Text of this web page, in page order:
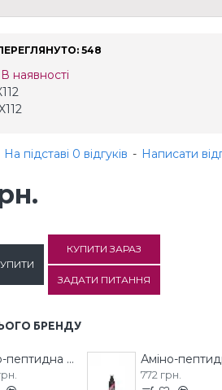
В наявності
548
На підставі 0 відгуків - Написати
КУПИТИ ЗАРАЗ
ЗАДАТИ ПИТАННЯ
БРЕНДУ
Аміно-пептидна Маска EXTREMO MOLECULAR PLEX
772 грн.